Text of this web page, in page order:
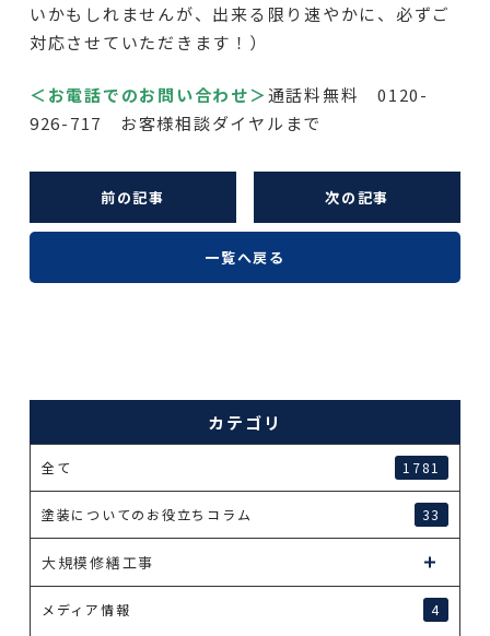
いかもしれませんが、出来る限り速やかに、必ずご
対応させていただきます！）
＜お電話でのお問い合わせ＞通話料無料 0120-
926-717 お客様相談ダイヤルまで
前の記事 次の記事
一覧へ戻る
カテゴリ
全て 1781
塗装についてのお役立ちコラム 33
大規模修繕工事
メディア情報 4